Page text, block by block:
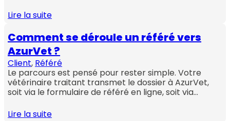
Lire la suite
Comment se déroule un référé vers
AzurVet ?
Client, Référé
Le parcours est pensé pour rester simple. Votre
vétérinaire traitant transmet le dossier à AzurVet,
soit via le formulaire de référé en ligne, soit via…
Lire la suite